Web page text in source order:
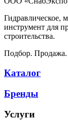
Гидравлическое,
инструмент для
строительства.
Подбор.
Каталог
Бренды
Услуги